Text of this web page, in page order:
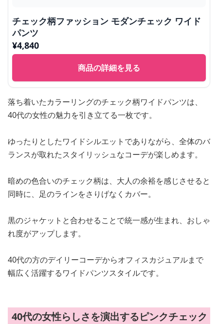
チェック柄ファッション モダンチェック ワイド
パンツ
¥4,840
商品の詳細を見る
落ち着いたカラーリングのチェック柄ワイドパンツは、
40代の女性の魅力を引き立てる一枚です。
ゆったりとしたワイドシルエットでありながら、全体のバ
ランスが取れたスタイリッシュなコーデが楽しめます。
暗めの色合いのチェック柄は、大人の余裕を感じさせると
同時に、足のラインをさりげなくカバー。
黒のジャケットと合わせることで統一感が生まれ、おしゃ
れ度がアップします。
40代の方のデイリーコーデからオフィスカジュアルまで
幅広く活躍するワイドパンツスタイルです。
40代の女性らしさを演出するピンクチェック